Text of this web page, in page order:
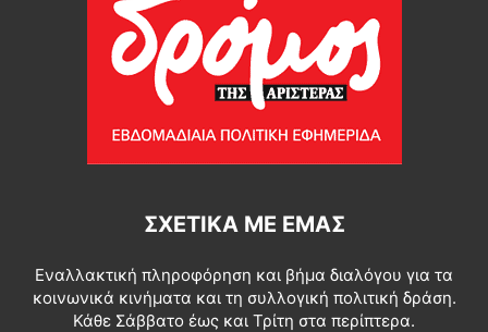
ΣΧΕΤΙΚΆ ΜΕ ΕΜΆΣ
Εναλλακτική πληροφόρηση και βήμα διαλόγου για τα
κοινωνικά κινήματα και τη συλλογική πολιτική δράση.
Κάθε Σάββατο έως και Τρίτη στα περίπτερα.